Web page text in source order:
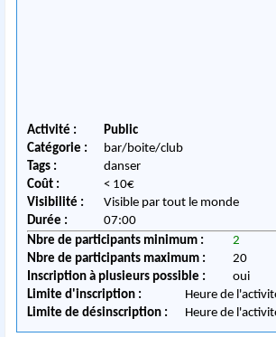
Activité :
Public
Catégorie :
bar/boite/club
Tags :
danser
Coût :
< 10€
Visibilité :
Visible par tout le monde
Durée :
07:00
Nbre de participants minimum :
2
Nbre de participants maximum :
20
Inscription à plusieurs possible :
oui
Limite d'inscription :
Heure de
Limite de désinscription :
Heure de